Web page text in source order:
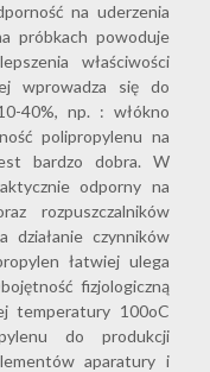
na uderzenia
próbkach powoduje
właściwości
wprowadza się do
40%, np. : włókno
polipropylenu na
bardzo dobra. W
odporny na
rozpuszczalników
działanie czynników
łatwiej ulega
fizjologiczną
temperatury 100oC
do produkcji
aparatury i